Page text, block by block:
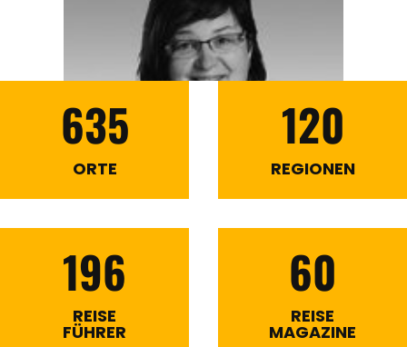
635
ORTE
120
REGIONEN
196
REISE
FÜHRER
60
REISE
MAGAZINE